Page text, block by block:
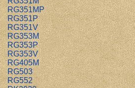
RG351MP
RG351P
RG351V
RG353M
RG353P
RG353V
RG405M
RG503
RG552